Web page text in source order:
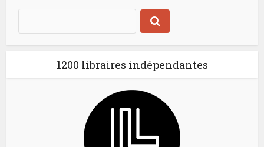
1200 libraires indépendantes